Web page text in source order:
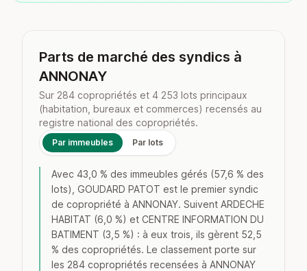
Parts de marché des syndics à
ANNONAY
Sur 284 copropriétés et 4 253 lots principaux
(habitation, bureaux et commerces) recensés au
registre national des copropriétés.
Par immeubles Par lots
Avec 43,0 % des immeubles gérés (57,6 % des
lots), GOUDARD PATOT est le premier syndic
de copropriété à ANNONAY. Suivent ARDECHE
HABITAT (6,0 %) et CENTRE INFORMATION DU
BATIMENT (3,5 %) : à eux trois, ils gèrent 52,5
% des copropriétés. Le classement porte sur
les 284 copropriétés recensées à ANNONAY